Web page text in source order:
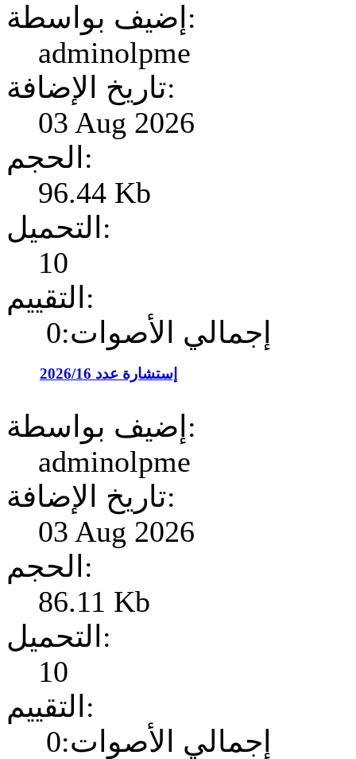
إضيف بواسطة:
adminolpme
تاريخ الإضافة:
03 Aug 2026
الحجم:
96.44 Kb
التحميل:
10
التقييم:
إجمالي الأصوات:0
إستشارة عدد 2026/16
إضيف بواسطة:
adminolpme
تاريخ الإضافة:
03 Aug 2026
الحجم:
86.11 Kb
التحميل:
10
التقييم:
إجمالي الأصوات:0